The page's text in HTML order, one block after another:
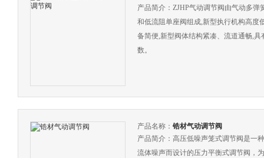
产品简介：ZJHP气动调节阀由气动多弹
和低流阻单座阀组成,新型执行机构高度
备简便,新型阀体结构紧凑、流道通畅,具
数。
产品名称： 锆材气动调节阀
产品简介：高压低噪声笼式调节阀是一
流体噪声而设计的压力平衡式调节阀，